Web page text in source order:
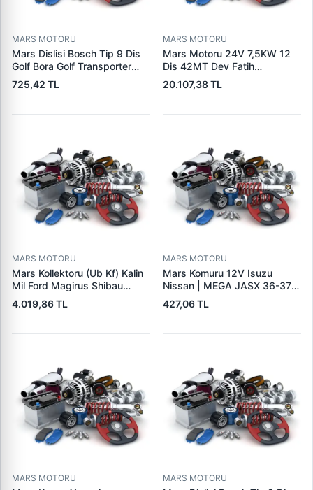
MARS MOTORU
Mars Dislisi Bosch Tip 9 Dis
Golf Bora Golf Transporter
Seat Skoda (15713) | ZEN
1108 | OEM 1072156
725,42 TL
MARS MOTORU
Mars Motoru 24V 7,5KW 12
Dis 42MT Dev Fatih
Cat,140H, 963B Cummins
L10,Qsc John Deere
LES0313 | OEM 0R2186
20.107,38 TL
MARS MOTORU
Mars Kollektoru (Ub Kf) Kalin
Mil Ford Magirus Shibau
TM30 Steyr | MAKO
72313641 | OEM 72313641
4.019,86 TL
MARS MOTORU
Mars Komuru 12V Isuzu
Nissan | MEGA JASX 36-37 |
OEM JASX36-37
427,06 TL
MARS MOTORU MARS MOTORU